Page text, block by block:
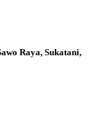
Raya, Sukatani,